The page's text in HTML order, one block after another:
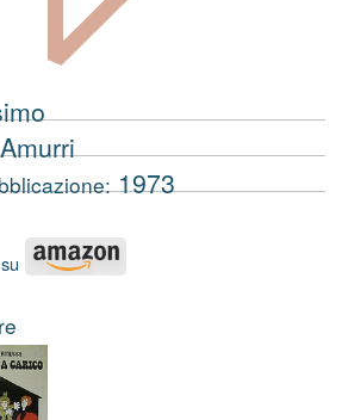
1973